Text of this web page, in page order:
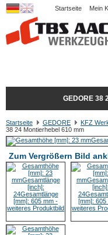
Startseite Mein
GEDORE 38
Startseite GEDORE KFZ
38 24 Montierhebel 610 mm
Zum Vergrößern Bild